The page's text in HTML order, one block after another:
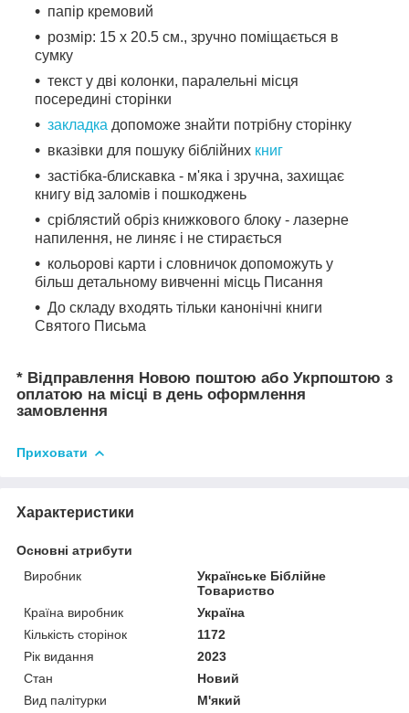
папір кремовий
розмір: 15 х 20.5 см., зручно поміщається в
сумку
текст у дві колонки, паралельні місця
посередині сторінки
закладка допоможе знайти потрібну сторінку
вказівки для пошуку біблійних книг
застібка-блискавка - м'яка і зручна, захищає
книгу від заломів і пошкоджень
сріблястий обріз книжкового блоку - лазерне
напилення, не линяє і не стирається
кольорові карти і словничок допоможуть у
більш детальному вивченні місць Писання
До складу входять тільки канонічні книги
Святого Письма
* Відправлення Новою поштою або Укрпоштою з
оплатою на місці в день оформлення
замовлення
Приховати
Характеристики
Основні атрибути
Виробник
Українське Біблійне
Товариство
Країна виробник
Україна
Кількість сторінок
1172
Рік видання
2023
Стан
Новий
Вид палітурки
М'який